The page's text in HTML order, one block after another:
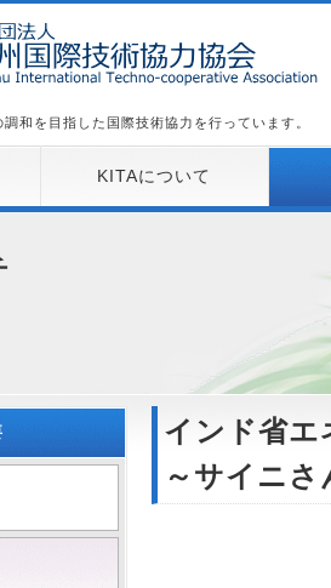
和を目指した国際技術協力を行っています。
KITAについて
インド省
～サイニ